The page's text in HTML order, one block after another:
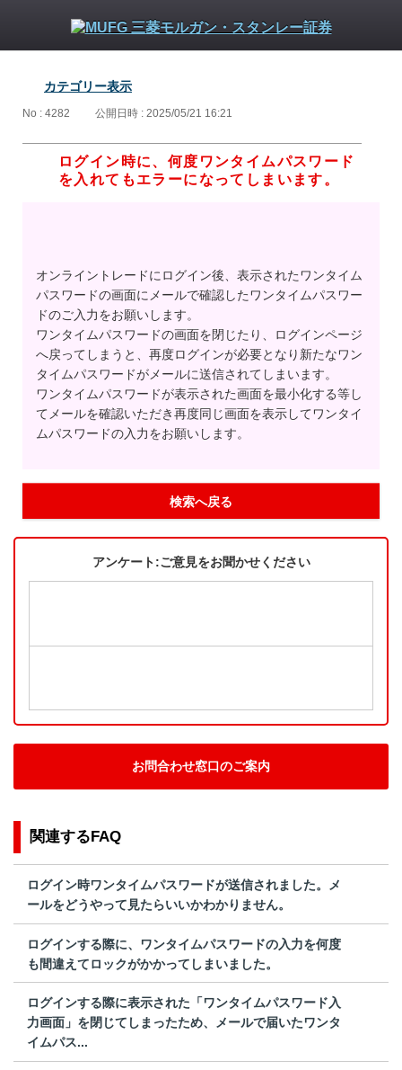
カテゴリー表示
No : 4282 公開日時 : 2025/05/21 16:21
ログイン時に、何度ワンタイムパスワード
を入れてもエラーになってしまいます。
オンライントレードにログイン後、表示されたワンタイム
パスワードの画面にメールで確認したワンタイムパスワー
ドのご入力をお願いします。
ワンタイムパスワードの画面を閉じたり、ログインページ
へ戻ってしまうと、再度ログインが必要となり新たなワン
タイムパスワードがメールに送信されてしまいます。
ワンタイムパスワードが表示された画面を最小化する等し
てメールを確認いただき再度同じ画面を表示してワンタイ
ムパスワードの入力をお願いします。
検索へ戻る
アンケート:ご意見をお聞かせください
お問合わせ窓口のご案内
関連するFAQ
ログイン時ワンタイムパスワードが送信されました。メ
ールをどうやって見たらいいかわかりません。
ログインする際に、ワンタイムパスワードの入力を何度
も間違えてロックがかかってしまいました。
ログインする際に表示された「ワンタイムパスワード入
力画面」を閉じてしまったため、メールで届いたワンタ
イムパス...